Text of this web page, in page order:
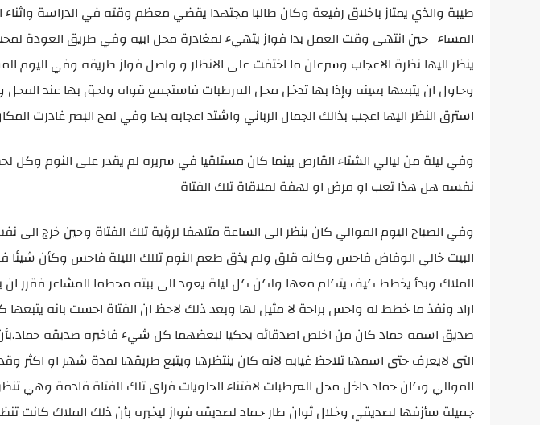
طيبة والذي يمتاز باخلاق رفيعة وكان طالبا مجتهدا يقضي معظم وقته في الدراسة
المساء حين انتهى وقت العمل بدا فواز يتهيء لمغادرة محل ابيه وفي طريق العودة
ينظر اليها نظرة الاعجاب وسرعان ما اختفت على الانظار و واصل فواز طريقه وفي اليوم
وحاول ان يتبعها بعينه وإذا بها تدخل محل المرطبات فاستجمع قواه ولحق بها عند
استرق النظر اليها اعجب بذالك الجمال الرباني واشتد اعجابه بها وفي لمح البصر غادرت
وفي ليلة من ليالي الشتاء القارص بينما كان مستلقيا في سريره لم يقدر على النوم وكل
نفسه هل هذا تعب او مرض او لهفة لملاقاة تلك الفتاة
وفي الصباح اليوم الموالي كان ينظر الى الساعة متلهفا لرؤية تلك الفتاة وحين خرج الى
البيت خالي الوفاض فاحس وكانه قلق ولم يذق طعم النوم تللك الليلة فاحس وكأن
الملاك وبدأ يخطط كيف يتكلم معها ولكن كل ليلة يعود الى ببته محطما المشاعر فقرر
اراد ونفذ ما خطط له واحس براحة لا مثيل لها وبعد ذلك لاحظ ان الفتاة احست بانه
صديق اسمه حماد كان من اخلص اصدقائه يحكيا لبعضهما كل شيء فاخبره صديقه حماد.بأن
التى لايعرف حتى اسمها تلاحظ غيابه لانه كان ينتظرها ويتبع طريقها لمدة شهر او اكثر
الموالي وكان حماد داخل محل المرطبات لاقتناء الحلويات فراى تلك الفتاة قادمة
جميلة سأزفها لصديقي وخلال ثوان طار حماد لصديقه فواز ليخبره بأن ذلك الملاك